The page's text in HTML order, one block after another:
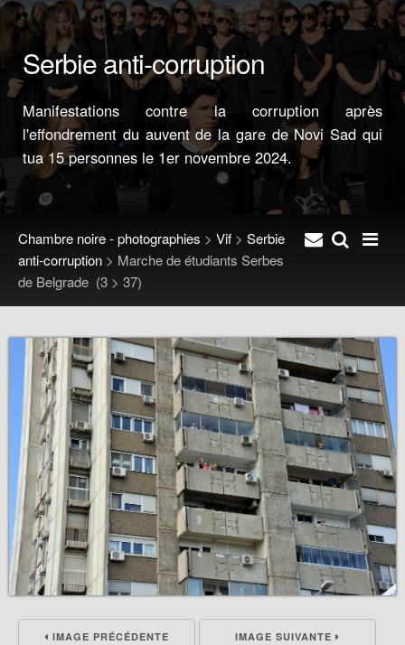
Serbie anti-corruption
Manifestations contre la corruption après
l'effondrement du auvent de la gare de Novi Sad qui
tua 15 personnes le 1er novembre 2024.
Chambre noire - photographies > Vif > Serbie
anti-corruption > Marche de étudiants Serbes
de Belgrade (3 > 37)
IMAGE PRÉCÉDENTE IMAGE SUIVANTE